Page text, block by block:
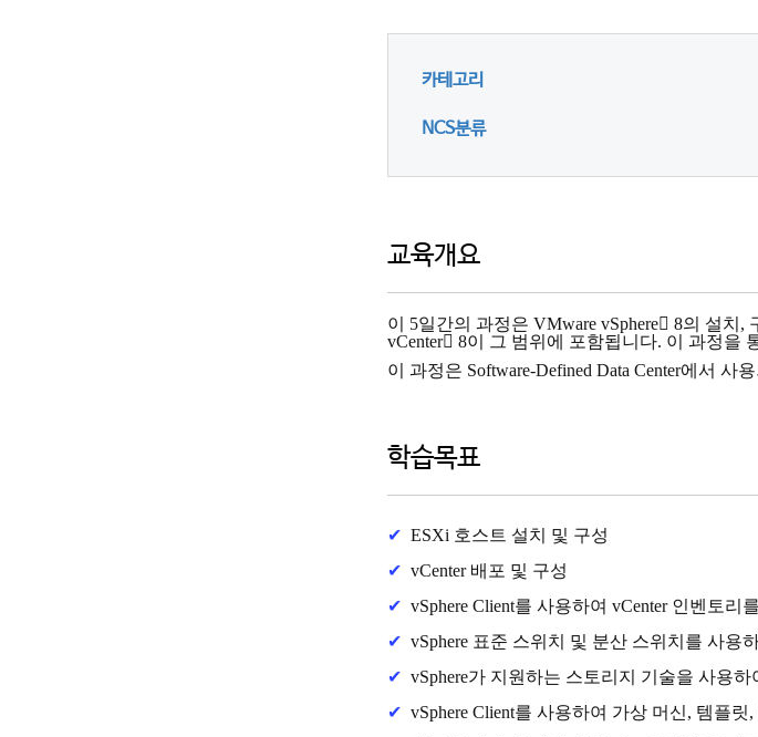
카테고리
NCS분류
교육개요
이 5일간의 과정은 VMware vSphere 8의 설치
vCenter 8이 그 범위에 포함됩니다. 이 과정을
이 과정은 Software-Defined Data Center에서
학습목표
✔ ESXi 호스트 설치 및 구성
✔ vCenter 배포 및 구성
✔ vSphere Client를 사용하여 vCenter 인벤토
✔ vSphere 표준 스위치 및 분산 스위치를 사용
✔ vSphere가 지원하는 스토리지 기술을 사용
✔ vSphere Client를 사용하여 가상 머신, 템플릿